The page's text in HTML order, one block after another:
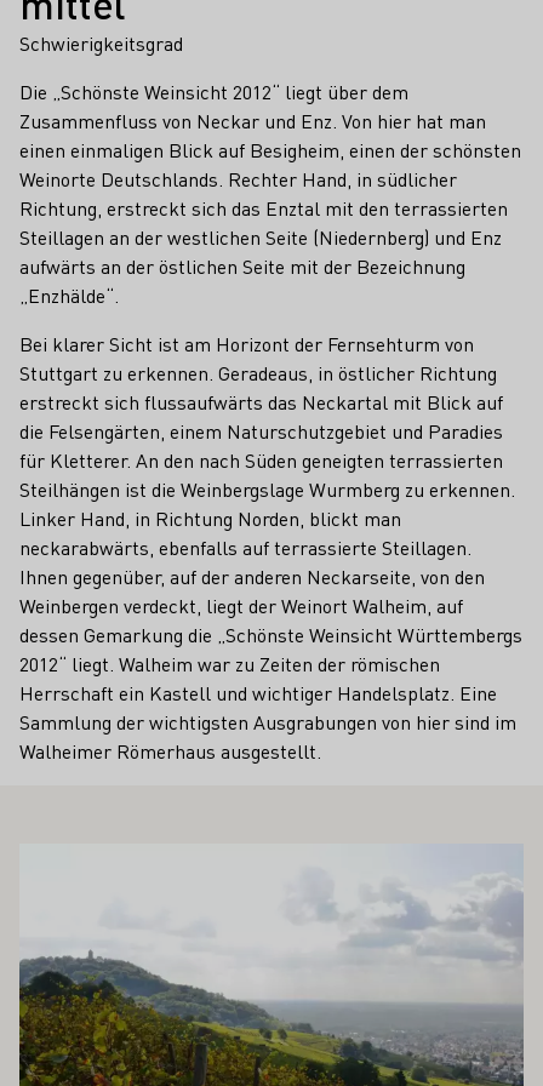
Schwierigkeitsgrad
Die „Schönste Weinsicht 2012“ liegt über dem
Zusammenfluss von Neckar und Enz. Von hier hat man
einen einmaligen Blick auf Besigheim, einen der schönsten
Weinorte Deutschlands. Rechter Hand, in südlicher
Richtung, erstreckt sich das Enztal mit den terrassierten
Steillagen an der westlichen Seite (Niedernberg) und Enz
aufwärts an der östlichen Seite mit der Bezeichnung
„Enzhälde“.
Bei klarer Sicht ist am Horizont der Fernsehturm von
Stuttgart zu erkennen. Geradeaus, in östlicher Richtung
erstreckt sich flussaufwärts das Neckartal mit Blick auf
die Felsengärten, einem Naturschutzgebiet und Paradies
für Kletterer. An den nach Süden geneigten terrassierten
Steilhängen ist die Weinbergslage Wurmberg zu erkennen.
Linker Hand, in Richtung Norden, blickt man
neckarabwärts, ebenfalls auf terrassierte Steillagen.
Ihnen gegenüber, auf der anderen Neckarseite, von den
Weinbergen verdeckt, liegt der Weinort Walheim, auf
dessen Gemarkung die „Schönste Weinsicht Württembergs
2012“ liegt. Walheim war zu Zeiten der römischen
Herrschaft ein Kastell und wichtiger Handelsplatz. Eine
Sammlung der wichtigsten Ausgrabungen von hier sind im
Walheimer Römerhaus ausgestellt.